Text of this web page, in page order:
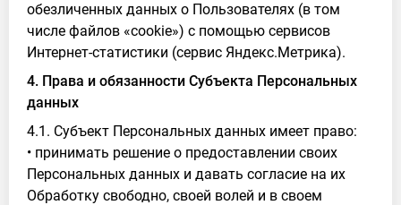
обезличенных данных о Пользователях (в том
числе файлов «cookie») с помощью сервисов
Интернет-статистики (сервис Яндекс.Метрика).
4. Права и обязанности Субъекта Персональных
данных
4.1. Субъект Персональных данных имеет право:
• принимать решение о предоставлении своих
Персональных данных и давать согласие на их
Обработку свободно, своей волей и в своем